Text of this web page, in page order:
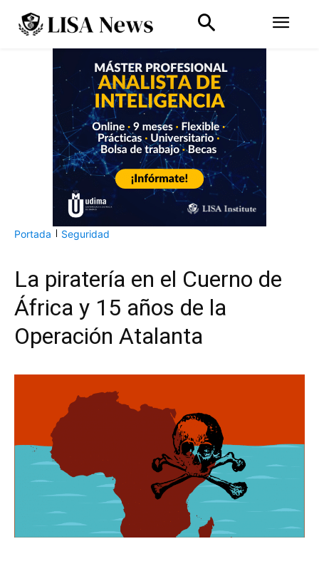
Portada Seguridad
La piratería en el Cuerno de
África y 15 años de la
Operación Atalanta